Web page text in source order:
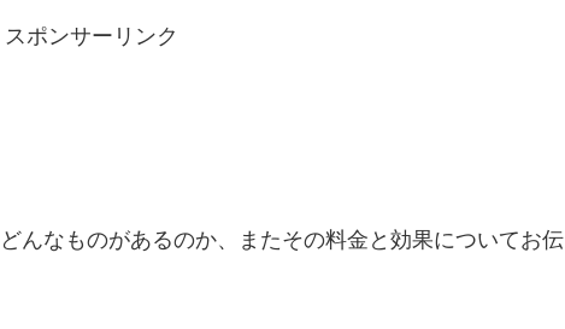
スポンサーリンク
んなものがあるのか、またその料金と効果についてお伝